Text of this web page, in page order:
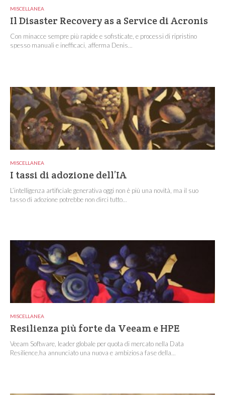
MISCELLANEA
Il Disaster Recovery as a Service di Acronis
Con minacce sempre più rapide e sofisticate, e processi di ripristino
spesso manuali e inefficaci, afferma Denis...
MISCELLANEA
I tassi di adozione dell’IA
L’intelligenza artificiale generativa oggi non è più una novità, ma il suo
tasso di adozione potrebbe non dirci tutto...
MISCELLANEA
Resilienza più forte da Veeam e HPE
Veeam Software, leader globale per quota di mercato nella Data
Resilience,ha annunciato una nuova e ambiziosa fase della...